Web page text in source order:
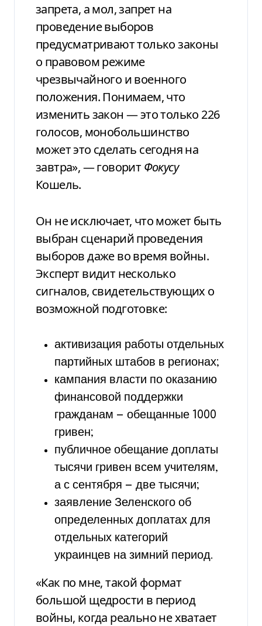
запрета, а мол, запрет на
проведение выборов
предусматривают только законы
о правовом режиме
чрезвычайного и военного
положения. Понимаем, что
изменить закон — это только 226
голосов, монобольшинство
может это сделать сегодня на
завтра», — говоритФокусу
Кошель.
Он не исключает, что может быть
выбран сценарий проведения
выборов даже во время войны.
Эксперт видит несколько
сигналов, свидетельствующих о
возможной подготовке:
активизация работы отдельных
партийных штабов в регионах;
кампания власти по оказанию
финансовой поддержки
гражданам — обещанные 1000
гривен;
публичное обещание доплаты
тысячи гривен всем учителям,
а с сентября — две тысячи;
заявление Зеленского об
определенных доплатах для
отдельных категорий
украинцев на зимний период.
«Как по мне, такой формат
большой щедрости в период
войны, когда реально не хватает